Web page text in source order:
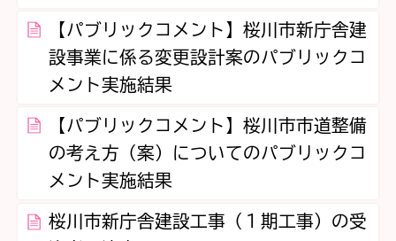
【パブリックコメント】桜川市新庁舎建
設事業に係る変更設計案のパブリックコ
メント実施結果
【パブリックコメント】桜川市市道整備
の考え方（案）についてのパブリックコ
メント実施結果
桜川市新庁舎建設工事（１期工事）の受